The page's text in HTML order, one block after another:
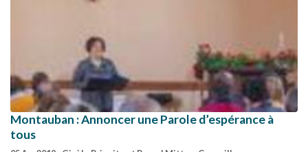
Montauban : Annoncer une Parole d’espérance à
tous